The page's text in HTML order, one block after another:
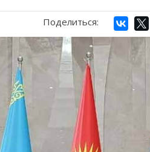
Поделиться: